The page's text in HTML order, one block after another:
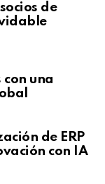
de
una
de ERP
con IA